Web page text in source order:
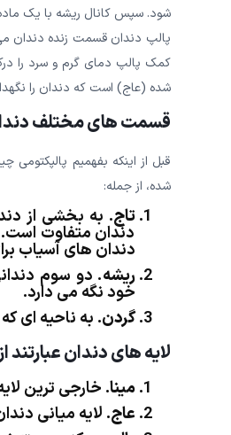
شود. سپس کانال ریشه با یک
پالپ دندان قسمت زنده دندان
کمک پالپ دمای گرم و سرد را
شده (عاج) است که دندان را
قسمت های مختلف
قبل از اینکه بفهمیم
شده، از جمله:
تاج. به بخشی از
دندان متفاوت
دندان های آسیاب
ریشه. دو سوم
خود نگه می دارد.
گردن. به ناحیه ای
لایه های دندان عبارتند
مینا. خارجی ترین
عاج. لایه میانی